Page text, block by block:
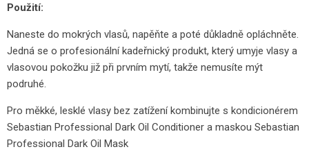
Použití:
Naneste do mokrých vlasů, napěňte a poté důkladně opláchněte.
Jedná se o profesionální kadeřnický produkt, který umyje vlasy a
vlasovou pokožku již při prvním mytí, takže nemusíte mýt
podruhé.
Pro měkké, lesklé vlasy bez zatížení kombinujte s kondicionérem
Sebastian Professional Dark Oil Conditioner a maskou Sebastian
Professional Dark Oil Mask